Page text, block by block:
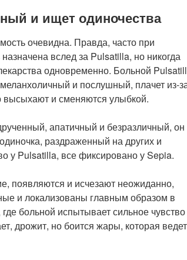
и ищет одиночества
очевидна. Правда, часто при
вслед за Pulsatilla, но никогда
одновременно. Больной
и послушный, плачет из-
высыхают и сменяются улыбкой.
апатичный и безразличный, он
раздраженный на других и
у Pulsatilla, все фиксировано у Sepia.
появляются и исчезают неожиданно,
и локализованы главным образом в
больной испытывает сильное чувство
дрожит, но боится жары, которая ведет